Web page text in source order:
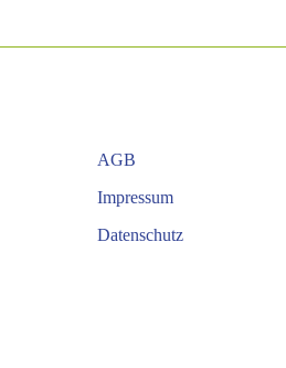
AGB
Impressum
Datenschutz